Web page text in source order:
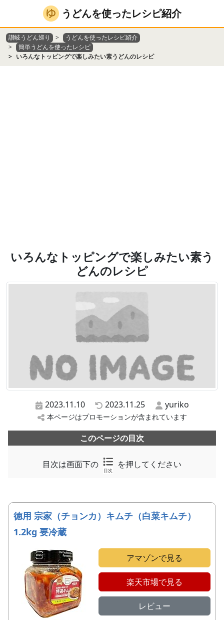
うどんを使ったレシピ紹介
讃岐うどん巡り
うどんを使ったレシピ紹介
簡単うどんを使ったレシピ
いろんなトッピングで楽しみたい素うどんのレシピ
いろんなトッピングで楽しみたい素う
どんのレシピ
2023.11.10 2023.11.25 yuriko
本ページはプロモーションが含まれています
このページの目次
目次は画面下の
目次
を押してください
徳用 宗家（チョンカ）キムチ（白菜キムチ）
1.2kg 要冷蔵
アマゾンで見る
楽天市場で見る
レビュー